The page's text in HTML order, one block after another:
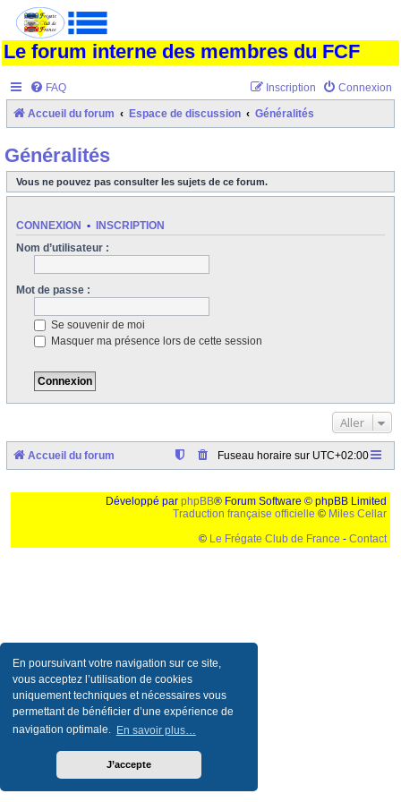
En poursuivant votre navigation sur ce site,
vous acceptez l’utilisation de cookies
uniquement techniques et nécessaires vous
permettant de bénéficier d’une expérience de
navigation optimale. En savoir plus…
J’accepte
Le forum interne des membres du FCF
FAQ Connexion
Inscription
Accueil du forum Espace de discussion Généralités
Généralités
Vous ne pouvez pas consulter les sujets de ce forum.
CONNEXION • INSCRIPTION
Nom d’utilisateur :
Mot de passe :
Se souvenir de moi
Masquer ma présence lors de cette session
Aller
Accueil du forum Fuseau horaire sur UTC+02:00
Développé par phpBB® Forum Software © phpBB Limited
Traduction française officielle © Miles Cellar
© Le Frégate Club de France - Contact